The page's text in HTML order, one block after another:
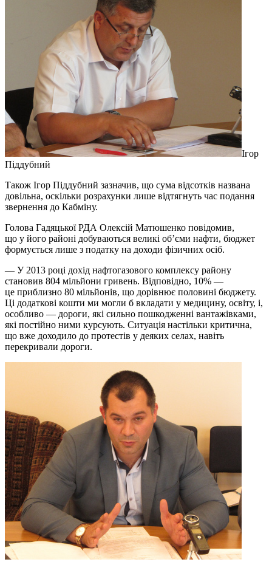
Ігор
Піддубний
Також Ігор Піддубний зазначив, що сума відсотків названа
довільна, оскільки розрахунки лише відтягнуть час подання
звернення до Кабміну.
Голова Гадяцької РДА Олексій Матюшенко повідомив,
що у його районі добуваються великі об’єми нафти, бюджет
формується лише з податку на доходи фізичних осіб.
— У 2013 році дохід нафтогазового комплексу району
становив 804 мільйони гривень. Відповідно, 10% —
це приблизно 80 мільйонів, що дорівнює половині бюджету.
Ці додаткові кошти ми могли б вкладати у медицину, освіту, і,
особливо — дороги, які сильно пошкодженні вантажівками,
які постійно ними курсують. Ситуація настільки критична,
що вже доходило до протестів у деяких селах, навіть
перекривали дороги.